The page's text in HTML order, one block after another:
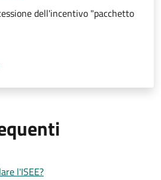
dell'incentivo "pacchetto
l'ISEE?